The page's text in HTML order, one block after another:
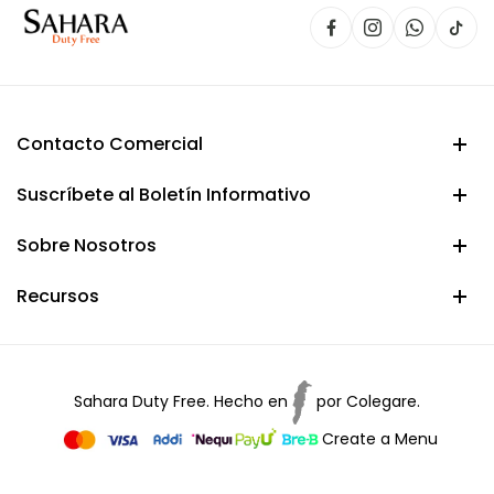
Contacto Comercial
Suscríbete al Boletín Informativo
Sobre Nosotros
Recursos
Sahara Duty Free. Hecho en por Colegare.
Create a Menu